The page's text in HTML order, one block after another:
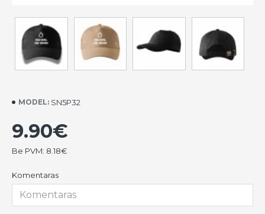
MODEL: SN5P32
9.90€
Be PVM: 8.18€
Komentaras